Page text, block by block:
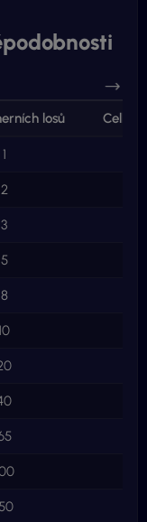
losů
1
2
3
5
8
10